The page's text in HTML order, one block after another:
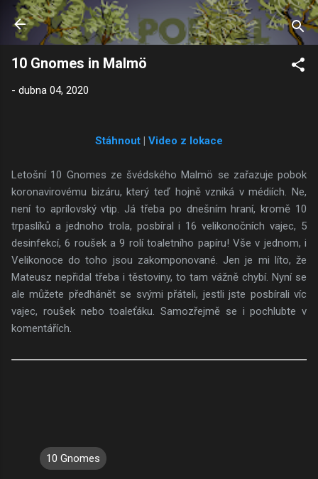
Přeskočit na hlavní obsah
10 Gnomes in Malmö
- dubna 04, 2020
Stáhnout | Video z lokace
Letošní 10 Gnomes ze švédského Malmö se zařazuje pobok
koronavirovému bizáru, který teď hojně vzniká v médiích. Ne,
není to aprílovský vtip. Já třeba po dnešním hraní, kromě 10
trpaslíků a jednoho trola, posbíral i 16 velikonočních vajec, 5
desinfekcí, 6 roušek a 9 rolí toaletního papíru! Vše v jednom, i
Velikonoce do toho jsou zakomponované. Jen je mi líto, že
Mateusz nepřidal třeba i těstoviny, to tam vážně chybí. Nyní se
ale můžete předhánět se svými přáteli, jestli jste posbírali víc
vajec, roušek nebo toaleťáku. Samozřejmě se i pochlubte v
komentářích.
10 Gnomes